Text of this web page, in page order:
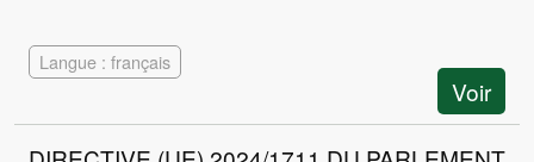
Langue : français
Voir